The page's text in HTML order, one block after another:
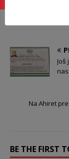
Na Ahiret
BE THE FIRST